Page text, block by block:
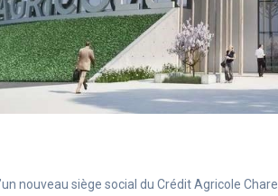
nouveau siège social du Crédit Agricole